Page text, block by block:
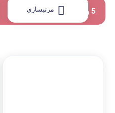
5 وات مرتبسازی